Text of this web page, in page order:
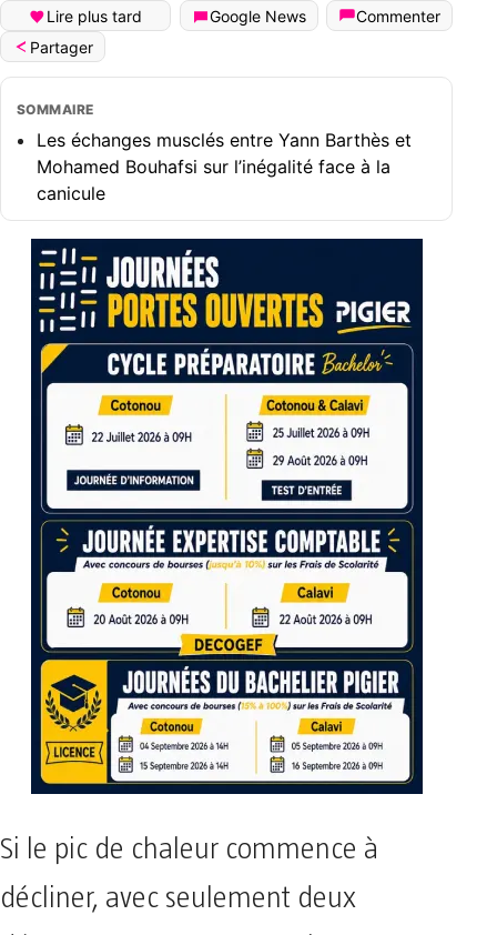
Lire plus tard Google News
Commenter
Partager
SOMMAIRE
Les échanges musclés entre Yann Barthès et
Mohamed Bouhafsi sur l’inégalité face à la
canicule
Si le pic de chaleur commence à
décliner, avec seulement deux